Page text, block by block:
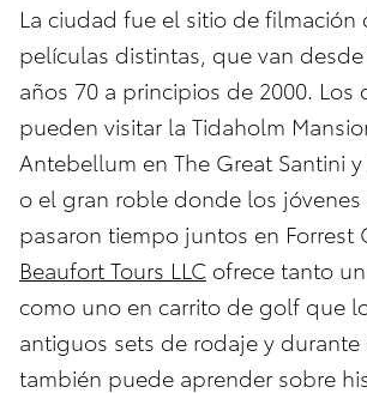
La ciudad fue el sitio de filmación
películas distintas, que van
años 70 a principios de 2000. Los
pueden visitar la Tidaholm
Antebellum en The Great Santini y
o el gran roble donde los jóvenes
pasaron tiempo juntos en Forrest
Beaufort Tours LLC ofrece tanto
como uno en carrito de golf que
antiguos sets de rodaje y durante
también puede aprender sobre